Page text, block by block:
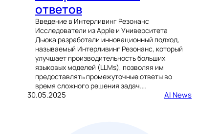
ответов
Введение в Интерливинг Резонанс
Исследователи из Apple и Университета
Дьюка разработали инновационный подход,
называемый Интерливинг Резонанс, который
улучшает производительность больших
языковых моделей (LLMs), позволяя им
предоставлять промежуточные ответы во
время сложного решения задач.…
30.05.2025 AI News